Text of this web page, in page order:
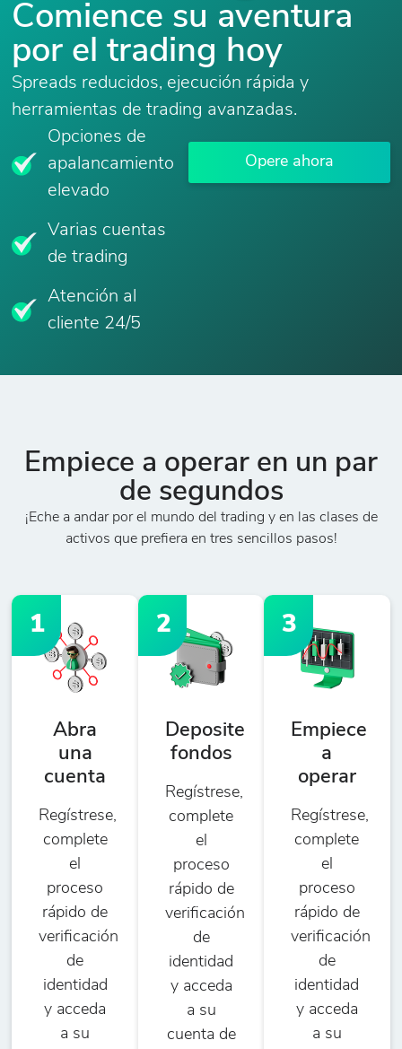
Comience su aventura
por el trading hoy
Spreads reducidos, ejecución rápida y
herramientas de trading avanzadas.
Opciones de
apalancamiento
elevado
Varias cuentas
de trading
Atención al
cliente 24/5
Opere ahora
Empiece a operar en un par
de segundos
¡Eche a andar por el mundo del trading y en las clases de
activos que prefiera en tres sencillos pasos!
1
Abra
una
cuenta
Regístrese,
complete
el
proceso
rápido de
verificación
de
identidad
y acceda
a su
2
Deposite
fondos
Regístrese,
complete
el
proceso
rápido de
verificación
de
identidad
y acceda
a su
cuenta de
3
Empiece
a
operar
Regístrese,
complete
el
proceso
rápido de
verificación
de
identidad
y acceda
a su